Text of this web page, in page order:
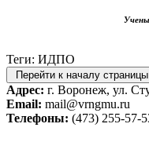
Теги: ИДПО
Перейти к началу страницы
Адрес: г. Воронеж, ул.
Email: mail@vrngmu.ru
Телефоны: (473) 255-57-